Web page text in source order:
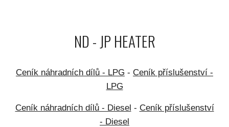
ND - JP HEATER
Ceník náhradních dílů - LPG - Ceník příslušenství -
LPG
Ceník náhradních dílů - Diesel - Ceník příslušenství
- Diesel